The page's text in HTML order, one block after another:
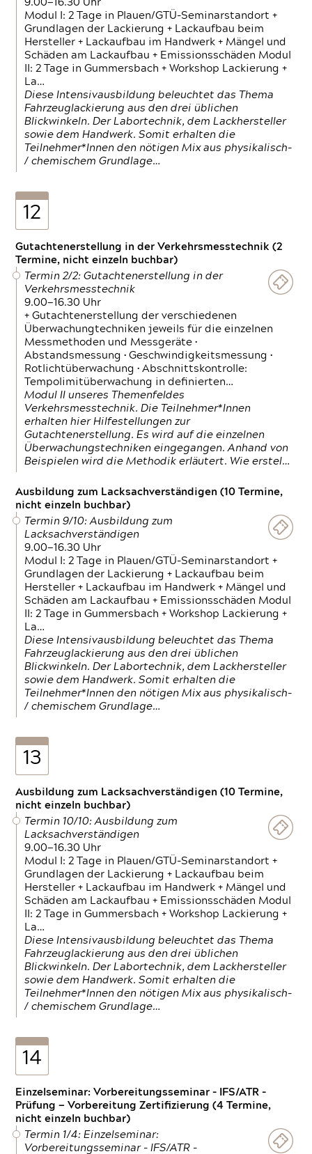
9.00—16.30 Uhr
Modul I: 2 Tage in Plauen/GTÜ-Seminarstandort +
Grundlagen der Lackierung + Lackaufbau beim
Hersteller + Lackaufbau im Handwerk + Mängel und
Schäden am Lackaufbau + Emissionsschäden Modul
II: 2 Tage in Gummersbach + Workshop Lackierung +
La…
Diese Intensivausbildung beleuchtet das Thema
Fahrzeuglackierung aus den drei üblichen
Blickwinkeln. Der Labortechnik, dem Lackhersteller
sowie dem Handwerk. Somit erhalten die
Teilnehmer*Innen den nötigen Mix aus physikalisch-
/ chemischem Grundlage…
12
Gutachtenerstellung in der Verkehrsmesstechnik (2
Termine, nicht einzeln buchbar)
Termin 2/2: Gutachtenerstellung in der
Verkehrsmesstechnik
9.00—16.30 Uhr
+ Gutachtenerstellung der verschiedenen
Überwachungtechniken jeweils für die einzelnen
Messmethoden und Messgeräte •
Abstandsmessung • Geschwindigkeitsmessung •
Rotlichtüberwachung • Abschnittskontrolle:
Tempolimitüberwachung in definierten…
Modul II unseres Themenfeldes
Verkehrsmesstechnik. Die Teilnehmer*Innen
erhalten hier Hilfestellungen zur
Gutachtenerstellung. Es wird auf die einzelnen
Überwachungstechniken eingegangen. Anhand von
Beispielen wird die Methodik erläutert. Wie erstel…
Ausbildung zum Lacksachverständigen (10 Termine,
nicht einzeln buchbar)
Termin 9/10: Ausbildung zum
Lacksachverständigen
9.00—16.30 Uhr
Modul I: 2 Tage in Plauen/GTÜ-Seminarstandort +
Grundlagen der Lackierung + Lackaufbau beim
Hersteller + Lackaufbau im Handwerk + Mängel und
Schäden am Lackaufbau + Emissionsschäden Modul
II: 2 Tage in Gummersbach + Workshop Lackierung +
La…
Diese Intensivausbildung beleuchtet das Thema
Fahrzeuglackierung aus den drei üblichen
Blickwinkeln. Der Labortechnik, dem Lackhersteller
sowie dem Handwerk. Somit erhalten die
Teilnehmer*Innen den nötigen Mix aus physikalisch-
/ chemischem Grundlage…
13
Ausbildung zum Lacksachverständigen (10 Termine,
nicht einzeln buchbar)
Termin 10/10: Ausbildung zum
Lacksachverständigen
9.00—16.30 Uhr
Modul I: 2 Tage in Plauen/GTÜ-Seminarstandort +
Grundlagen der Lackierung + Lackaufbau beim
Hersteller + Lackaufbau im Handwerk + Mängel und
Schäden am Lackaufbau + Emissionsschäden Modul
II: 2 Tage in Gummersbach + Workshop Lackierung +
La…
Diese Intensivausbildung beleuchtet das Thema
Fahrzeuglackierung aus den drei üblichen
Blickwinkeln. Der Labortechnik, dem Lackhersteller
sowie dem Handwerk. Somit erhalten die
Teilnehmer*Innen den nötigen Mix aus physikalisch-
/ chemischem Grundlage…
14
Einzelseminar: Vorbereitungsseminar - IFS/ATR -
Prüfung — Vorbereitung Zertifizierung (4 Termine,
nicht einzeln buchbar)
Termin 1/4: Einzelseminar:
Vorbereitungsseminar - IFS/ATR -